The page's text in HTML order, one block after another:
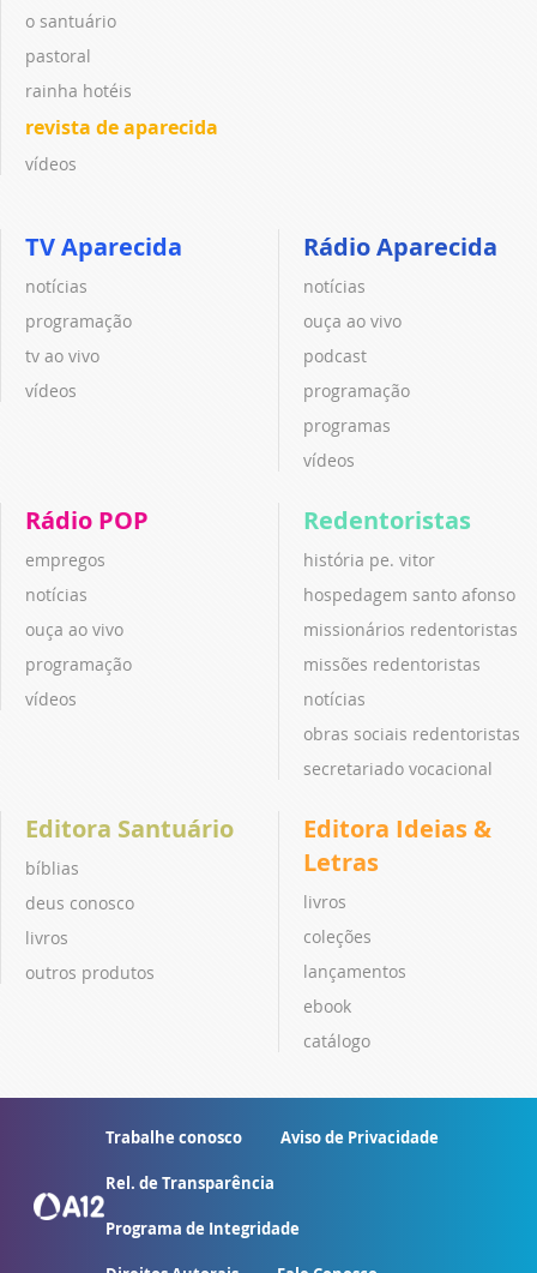
o santuário
pastoral
rainha hotéis
revista de aparecida
vídeos
TV Aparecida
notícias
programação
tv ao vivo
vídeos
Rádio Aparecida
notícias
ouça ao vivo
podcast
programação
programas
vídeos
Rádio POP
empregos
notícias
ouça ao vivo
programação
vídeos
Redentoristas
história pe. vitor
hospedagem santo afonso
missionários redentoristas
missões redentoristas
notícias
obras sociais redentoristas
secretariado vocacional
Editora Santuário
bíblias
deus conosco
livros
outros produtos
Editora Ideias &
Letras
livros
coleções
lançamentos
ebook
catálogo
Trabalhe conosco Aviso de Privacidade
Rel. de Transparência
Programa de Integridade